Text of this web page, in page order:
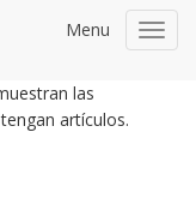
Menu
las
artículos.